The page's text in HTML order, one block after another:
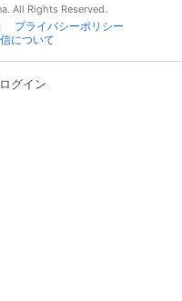
All Rights Reserved.
プライバシーポリシー
について
ログイン